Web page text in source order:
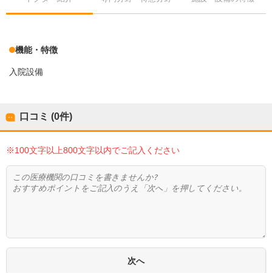
機能・特徴
入院設備
口コミ (0件)
※100文字以上800文字以内でご記入ください